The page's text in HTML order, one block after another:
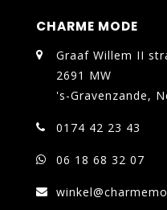
CHARME MODE
Graaf Willem II
2691 MW
's-Gravenzande,
0174 42 23 43
06 18 68 32 07